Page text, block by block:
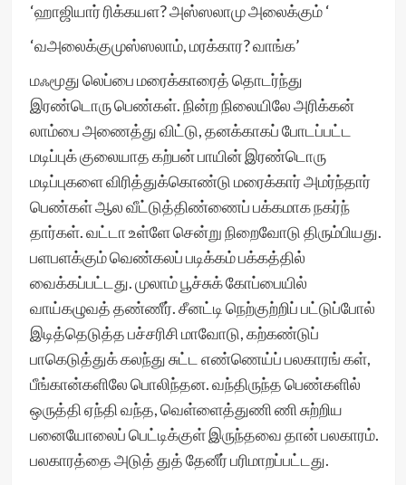
‘ஹாஜியார் ரிக்கயள? அஸ்ஸலாமு அலைக்கும் ‘
‘வஅலைக்குமுஸ்ஸலாம், மரக்கார? வாங்க’
மஃமூது லெப்பை மரைக்காரைத் தொடர்ந்து
இரண்டொரு பெண்கள். நின்ற நிலையிலே அரிக்கன்
லாம்பை அணைத்து விட்டு, தனக்காகப் போடப்பட்ட
மடிப்புக் குலையாத கற்பன் பாயின் இரண்டொரு
மடிப்புகளை விரித்துக்கொண்டு மரைக்கார் அமர்ந்தார்
பெண்கள் ஆல வீட்டுத்திண்ணைப் பக்கமாக நகர்ந்
தார்கள். வட்டா உள்ளே சென்று நிறைவோடு திரும்பியது.
பளபளக்கும் வெண்கலப் படிக்கம் பக்கத்தில்
வைக்கப்பட்டது. முலாம் பூச்சுக் கோப்பையில்
வாய்கழுவத் தண்ணீர். சீனட்டி நெற்குற்றிப் பட்டுப்போல்
இடித்தெடுத்த பச்சரிசி மாவோடு, கற்கண்டுப்
பாகெடுத்துக் கலந்து சுட்ட எண்ணெய்ப் பலகாரங் கள்,
பீங்கான்களிலே பொலிந்தன. வந்திருந்த பெண்களில்
ஒருத்தி ஏந்தி வந்த, வெள்ளைத்துணி ணி சுற்றிய
பனையோலைப் பெட்டிக்குள் இருந்தவை தான் பலகாரம்.
பலகாரத்தை அடுத் துத் தேனீர் பரிமாறப்பட்டது.